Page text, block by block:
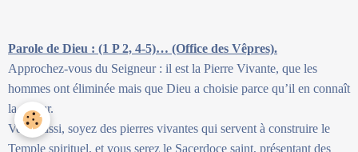
Parole de Dieu : (1 P 2, 4-5)… (Office des Vêpres).
Approchez-vous du Seigneur : il est la Pierre Vivante, que les
hommes ont éliminée mais que Dieu a choisie parce qu’il en connaît
la valeur.
Vous aussi, soyez des pierres vivantes qui servent à construire le
Temple spirituel, et vous serez le Sacerdoce saint, présentant des